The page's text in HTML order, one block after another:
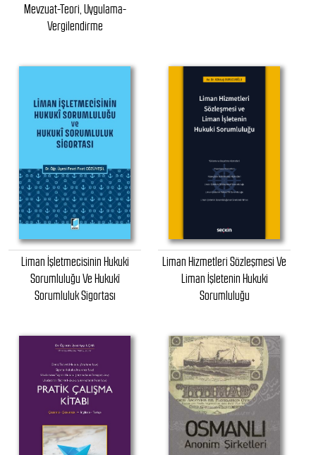
Mevzuat-Teori, Uygulama-
Vergilendirme
Liman İşletmecisinin Hukuki
Sorumluluğu Ve Hukukî
Sorumluluk Sigortası
Liman Hizmetleri Sözleşmesi Ve
Liman İşletenin Hukuki
Sorumluluğu